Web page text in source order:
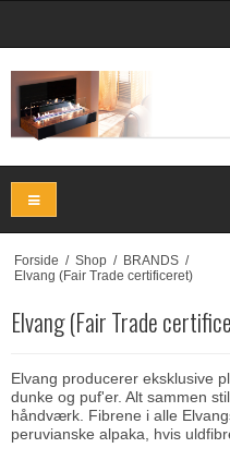
Forside / Shop / BRANDS /
Elvang (Fair Trade certificeret)
Elvang (Fair Trade
Elvang producerer eksklusive
dunke og puf'er. Alt sammen
håndværk. Fibrene i alle
peruvianske alpaka, hvis